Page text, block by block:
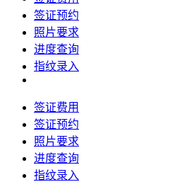
签证预约
照片要求
进度查询
指纹录入
签证费用
签证预约
照片要求
进度查询
指纹录入